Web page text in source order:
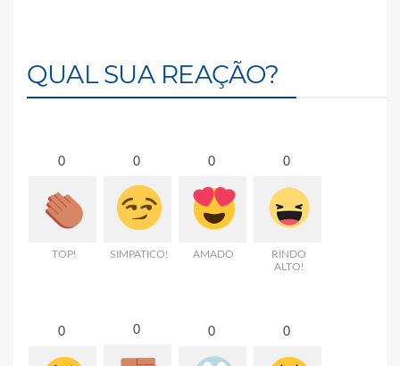
QUAL SUA REAÇÃO?
0
TOP!
0
SIMPATICO!
0
AMADO
0
RINDO
ALTO!
0 0 0 0